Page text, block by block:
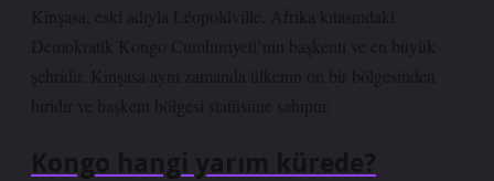
Kinşasa, eski adıyla Léopoldville, Afrika kıtasındaki
Demokratik Kongo Cumhuriyeti’nin başkenti ve en büyük
şehridir. Kinşasa aynı zamanda ülkenin on bir bölgesinden
biridir ve başkent bölgesi statüsüne sahiptir.
Kongo hangi yarım kürede?